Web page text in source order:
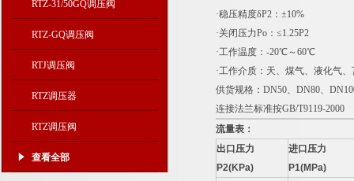
RTZ-31/50GQ调压阀
RTZ-GQ调压阀
RTJ调压阀
RTZ调压器
RTZ调压阀
查看全部
·稳压精度δP2：±10%
·关闭压力Po：≤1.25P2
·工作温度：-20℃～60℃
·工作介质：天、煤气、液化气
供货规格：DN50、DN80、
连接法兰标准按GB/T9119-2000
流量表：
出口压力
P2(KPa)
进口压力
P1(MPa)